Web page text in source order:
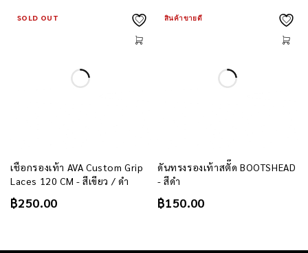
SOLD OUT
เชือกรองเท้า AVA Custom Grip
Laces 120 CM - สีเขียว / ดำ
฿250.00
สินค้าขายดี
ดันทรงรองเท้าสตั๊ด BOOTSHEAD
- สีดำ
฿150.00